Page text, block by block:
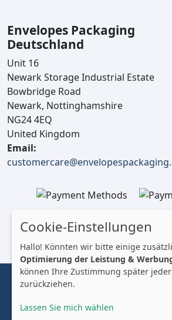
Envelopes Packaging
Deutschland
Unit 16
Newark Storage Industrial Estate
Bowbridge Road
Newark, Nottinghamshire
NG24 4EQ
United Kingdom
Email:
© 2025 Envelopes Ltd
Eingetragenes Unternehmen im
Handelnd unter dem Namen
Cookie-Einstellungen
Hallo! Könnten wir bitte einige
Optimierung der Leistung &
können Ihre Zustimmung später
zurückziehen.
Lassen Sie mich wählen